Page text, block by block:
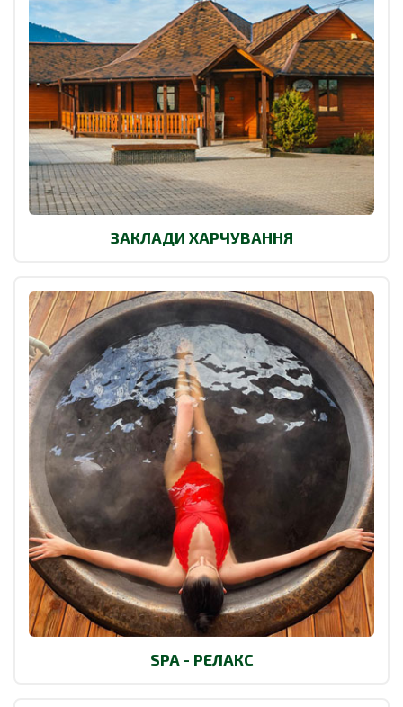
ЗАКЛАДИ ХАРЧУВАННЯ
SPA - РЕЛАКС